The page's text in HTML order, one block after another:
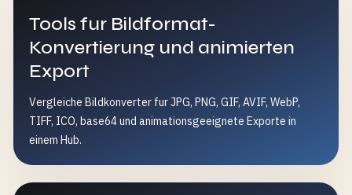
Tools fur Bildformat-
Konvertierung und animierten
Export
Vergleiche Bildkonverter fur JPG, PNG, GIF, AVIF, WebP,
TIFF, ICO, base64 und animationsgeeignete Exporte in
einem Hub.